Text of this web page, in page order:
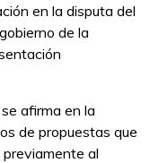
en la disputa del
de la
afirma en la
de propuestas que
al